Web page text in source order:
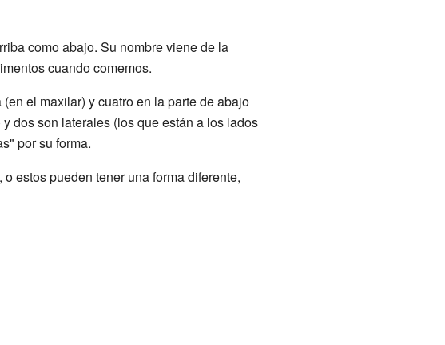
como abajo. Su nombre viene de la
cuando comemos.
el maxilar) y cuatro en la parte de abajo
dos son laterales (los que están a los lados
por su forma.
estos pueden tener una forma diferente,